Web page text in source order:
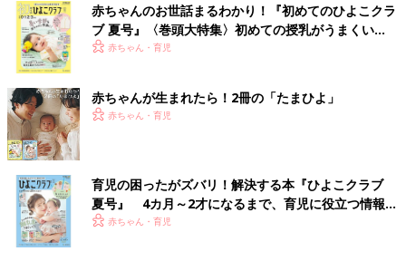
赤ちゃんのお世話まるわかり！『初めてのひよこクラ
ブ 夏号』〈巻頭大特集〉初めての授乳がうまくい
く！ おっぱい・ミルクの基本と夏のトラブル 解決テ
赤ちゃん・育児
赤ちゃんが生まれたら！2冊の「たまひよ」
赤ちゃん・育児
育児の困ったがズバリ！解決する本『ひよこクラブ
夏号』 4カ月～2才になるまで、育児に役立つ情報が
いっぱい！
赤ちゃん・育児